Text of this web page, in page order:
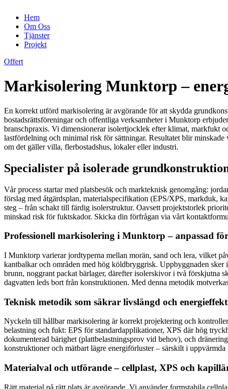
Hem
Om Oss
Tjänster
Projekt
Offert
Markisolering Munktorp –
En korrekt utförd markisolering är avgörande för att skydda
bostadsrättsföreningar och offentliga verksamheter i Munktorp
branschpraxis. Vi dimensionerar isolertjocklek efter klimat, markfukt
lastfördelning och minimal risk för sättningar. Resultatet blir
om det gäller villa, flerbostadshus, lokaler eller industri.
Specialister på isolerade
Vår process startar med platsbesök och markteknisk genomgång:
förslag med åtgärdsplan, materialspecifikation (EPS/XPS, markduk,
steg – från schakt till färdig isolerstruktur. Oavsett projektstorlek
minskad risk för fuktskador. Skicka din förfrågan via vårt
Professionell markisolering i Munktorp – anpassad
I Munktorp varierar jordtyperna mellan morän, sand och lera, vilket
kantbalkar och områden med hög köldbryggrisk. Uppbyggnaden
brunn, noggrant packat bärlager, därefter isolerskivor i två förskjutna
dagvatten leds bort från konstruktionen. Med denna metodik
Teknisk metodik som säkrar livslängd och
Nyckeln till hållbar markisolering är korrekt projektering och
belastning och fukt: EPS för standardapplikationer, XPS där hög
dokumenterad bärighet (plattbelastningsprov vid behov), och
konstruktioner och mätbart lägre energiförluster – särskilt i
Materialval och utförande – cellplast, XPS och
Rätt material på rätt plats är avgörande. Vi använder formstabila